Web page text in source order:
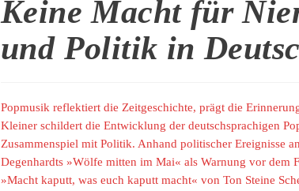
Keine Macht für
und Politik in
Popmusik reflektiert die Zeitgeschichte, prägt die
Kleiner schildert die Entwicklung der deutschsprachigen
Zusammenspiel mit Politik. Anhand politischer Ereignisse
Degenhardts »Wölfe mitten im Mai« als Warnung vor dem
»Macht kaputt, was euch kaputt macht« von Ton Steine